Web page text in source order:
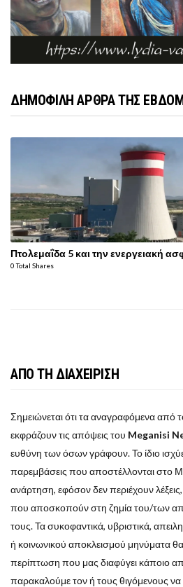
ΔΗΜΟΦΙΛΗ ΑΡΘΡΑ ΤΗΣ
Πτολεμαΐδα 5 και την ενεργειακή
0 Total Shares
ΑΠΟ ΤΗ ΔΙΑΧΕΙΡΙΣΗ
Σημειώνεται ότι τα αναγραφόμενα από
εκφράζουν τις απόψεις του Meganisi
ευθύνη των όσων γράφουν. Το ίδιο
παρεμβάσεις που αποστέλλονται στο
ανάρτηση, εφόσον δεν περιέχουν
που αποσκοπούν στη ζημία του/των
τους. Τα συκοφαντικά, υβριστικά,
ή κοινωνικού αποκλεισμού μηνύματα
περίπτωση που μας διαφύγει κάποιο
παρακαλούμε τον ή τους θιγόμενους